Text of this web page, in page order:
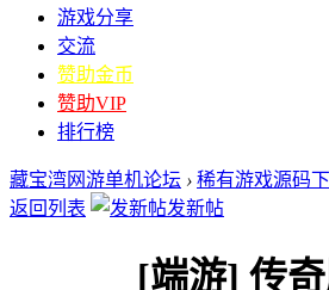
游戏分享
交流
赞助金币
赞助VIP
排行榜
藏宝湾网游单机论坛 › 稀有游戏源码
返回列表
发新帖
[端游] 传